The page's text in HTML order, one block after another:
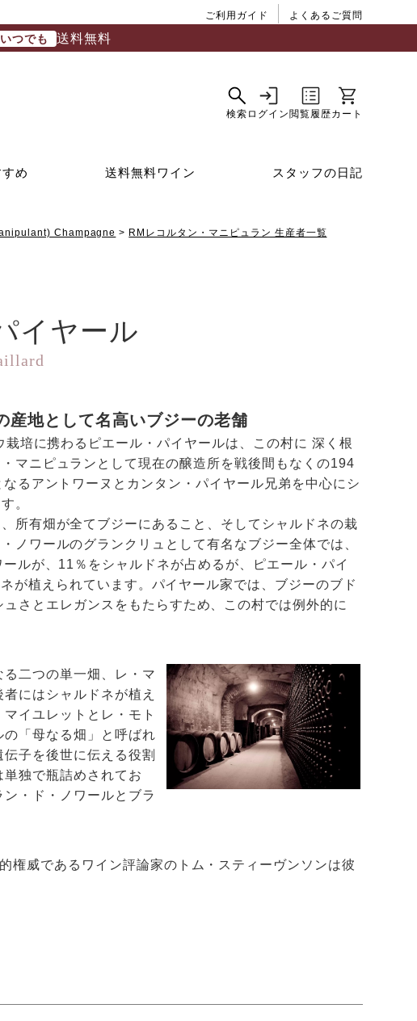
ご利用ガイド よくあるご質問
いつでも 送料無料
め 送料無料ワイン スタッフの日記
Champagne
RMレコルタン・マニピュラン 生産者一覧
イヤール
産地として名高いブジーの老舗
培に携わるピエール・パイヤールは、この村に 深く根
マニピュランとして現在の醸造所を戦後間もなくの194
るアントワーヌとカンタン・パイヤール兄弟を中心にシ
。
所有畑が全てブジーにあること、そしてシャルドネの栽
ノワールのグランクリュとして有名なブジー全体では、
ルが、11％をシャルドネが占めるが、ピエール・パイ
が植えられています。パイヤール家では、ブジーのブド
さとエレガンスをもたらすため、この村では例外的に
二つの単一畑、レ・マ
にはシャルドネが植え
イユレットとレ・モト
「母なる畑」と呼ばれ
子を後世に伝える役割
独で瓶詰めされてお
・ド・ノワールとブラ
権威であるワイン評論家のトム・スティーヴンソンは彼